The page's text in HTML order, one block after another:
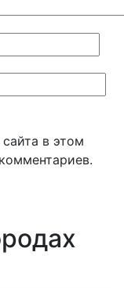
в этом